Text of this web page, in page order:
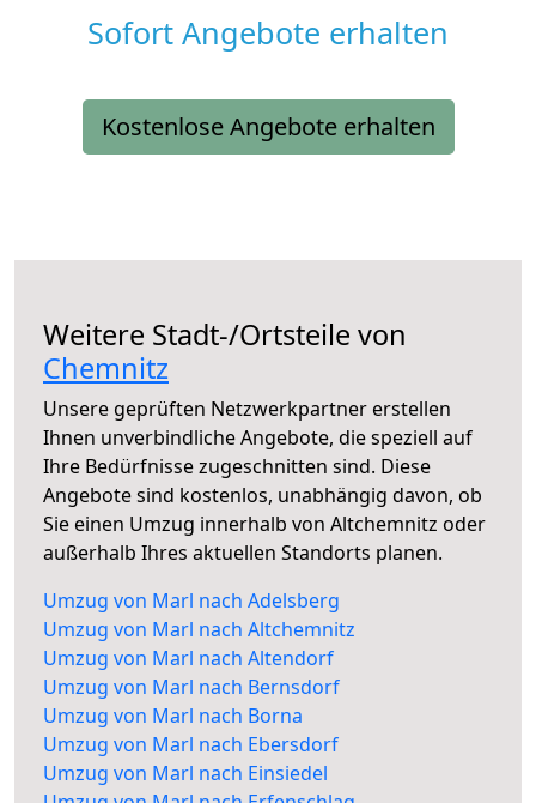
Sofort Angebote erhalten
Kostenlose Angebote erhalten
Weitere Stadt-/Ortsteile von
Chemnitz
Unsere geprüften Netzwerkpartner erstellen
Ihnen unverbindliche Angebote, die speziell auf
Ihre Bedürfnisse zugeschnitten sind. Diese
Angebote sind kostenlos, unabhängig davon, ob
Sie einen Umzug innerhalb von Altchemnitz oder
außerhalb Ihres aktuellen Standorts planen.
Umzug von Marl nach Adelsberg
Umzug von Marl nach Altchemnitz
Umzug von Marl nach Altendorf
Umzug von Marl nach Bernsdorf
Umzug von Marl nach Borna
Umzug von Marl nach Ebersdorf
Umzug von Marl nach Einsiedel